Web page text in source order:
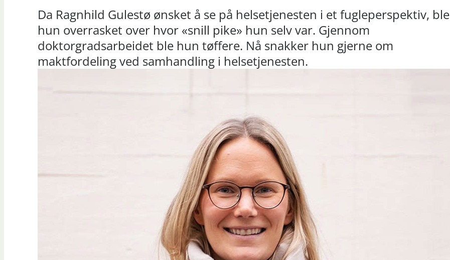
Da Ragnhild Gulestø ønsket å se på helsetjenesten i et fugleperspektiv, ble
hun overrasket over hvor «snill pike» hun selv var. Gjennom
doktorgradsarbeidet ble hun tøffere. Nå snakker hun gjerne om
maktfordeling ved samhandling i helsetjenesten.